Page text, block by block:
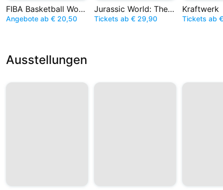
FIBA Basketball World Cup
Angebote ab € 20,50
Jurassic World: The Experience
Tickets ab € 29,90
Kraftwerk
Tickets ab
Ausstellungen